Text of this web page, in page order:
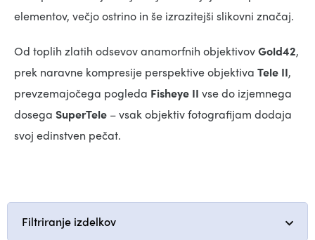
elementov, večjo ostrino in še izrazitejši slikovni značaj.
Od toplih zlatih odsevov anamorfnih objektivovGold42,
prek naravne kompresije perspektive objektiva Tele II,
prevzemajočega pogleda Fisheye II vse do izjemnega
dosega SuperTele – vsak objektiv fotografijam dodaja
svoj edinstven pečat.
Filtriranje izdelkov